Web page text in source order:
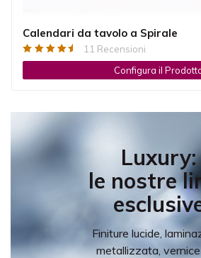
Calendari da tavolo a Spirale
11 Recensioni
Configura il
Luxury:
le nostre
Finiture lucide,
metallizzata, vernice